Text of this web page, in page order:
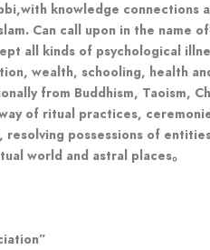
knowledge
Can call upon in the
all kinds of psychological
wealth, schooling, health
from Buddhism, Taoism,
of ritual practices,
possessions of
world and astral places。